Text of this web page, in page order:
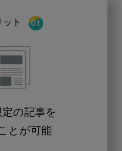
ット
の記事を
とが可能